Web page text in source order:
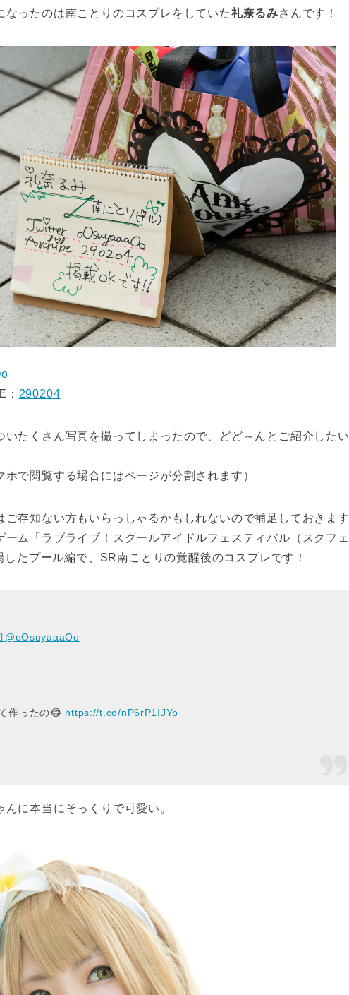
なったのは南ことりのコスプレをしていた礼奈るみさんです！
： 290204
いたくさん写真を撮ってしまったので、どど～んとご紹介したい
で閲覧する場合にはページが分割されます）
ご存知ない方もいらっしゃるかもしれないので補足しておきます
ーム「ラブライブ！スクールアイドルフェスティバル（スクフェ
たプール編で、SR南ことりの覚醒後のコスプレです！
@oOsuyaaaOo
作ったの😂 https://t.co/nP6rP1IJYp
に本当にそっくりで可愛い。